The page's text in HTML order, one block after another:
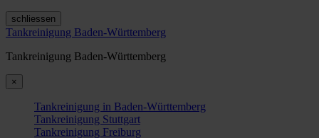
schliessen
Tankreinigung Baden-Württemberg
Tankreinigung Baden-Württemberg
×
Tankreinigung in Baden-Württemberg
Tankreinigung Stuttgart
Tankreinigung Freiburg